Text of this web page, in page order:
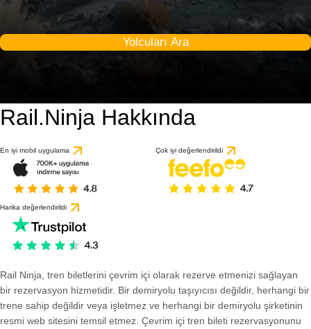
Yolcuları Ara
Rail.Ninja Hakkında
En iyi mobil uygulama Çok iyi değerlendirildi
Harika değerlendirildi
Rail Ninja, tren biletlerini çevrim içi olarak rezerve etmenizi sağlayan
bir rezervasyon hizmetidir. Bir demiryolu taşıyıcısı değildir, herhangi bir
trene sahip değildir veya işletmez ve herhangi bir demiryolu şirketinin
resmi web sitesini temsil etmez. Çevrim içi tren bileti rezervasyonunu